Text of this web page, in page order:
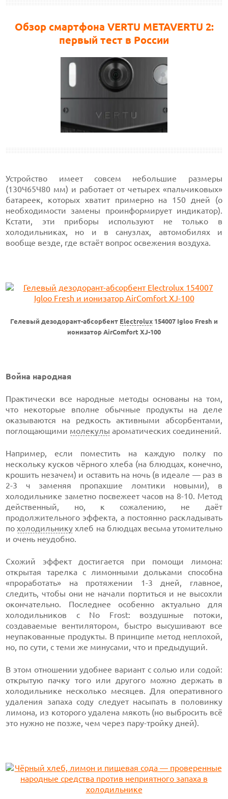
Обзор смартфона VERTU METAVERTU 2:
первый тест в России
Устройство имеет совсем небольшие размеры
(130Ч65Ч80 мм) и работает от четырех «пальчиковых»
батареек, которых хватит примерно на 150 дней (о
необходимости замены проинформирует индикатор).
Кстати, эти приборы используют не только в
холодильниках, но и в санузлах, автомобилях и
вообще везде, где встаёт вопрос освежения воздуха.
Гелевый дезодорант-абсорбент Electrolux 154007 Igloo Fresh и
ионизатор AirComfort XJ-100
Война народная
Практически все народные методы основаны на том,
что некоторые вполне обычные продукты на деле
оказываются на редкость активными абсорбентами,
поглощающими молекулы ароматических соединений.
Например, если поместить на каждую полку по
нескольку кусков чёрного хлеба (на блюдцах, конечно,
крошить незачем) и оставить на ночь (в идеале — раз в
2-3 ч заменяя пропахшие ломтики новыми), в
холодильнике заметно посвежеет часов на 8-10. Метод
действенный, но, к сожалению, не даёт
продолжительного эффекта, а постоянно раскладывать
похолодильнику хлеб на блюдцах весьма утомительно
и очень неудобно.
Схожий эффект достигается при помощи лимона:
открытая тарелка с лимонными дольками способна
«проработать» на протяжении 1-3 дней, главное,
следить, чтобы они не начали портиться и не высохли
окончательно. Последнее особенно актуально для
холодильников с No Frost: воздушные потоки,
создаваемые вентилятором, быстро высушивают все
неупакованные продукты. В принципе метод неплохой,
но, по сути, с теми же минусами, что и предыдущий.
В этом отношении удобнее вариант с солью или содой:
открытую пачку того или другого можно держать в
холодильнике несколько месяцев. Для оперативного
удаления запаха соду следует насыпать в половинку
лимона, из которого удалена мякоть (но выбросить всё
это нужно не позже, чем через пару-тройку дней).